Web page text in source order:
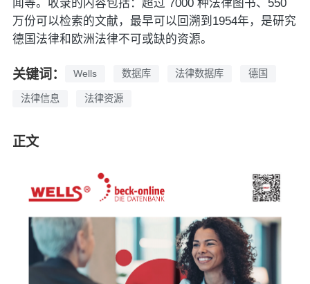
闻等。收录的内容包括：超过 7000 种法律图书、550
万份可以检索的文献，最早可以回溯到1954年，是研究
德国法律和欧洲法律不可或缺的资源。
关键词： Wells 数据库 法律数据库 德国
法律信息 法律资源
正文